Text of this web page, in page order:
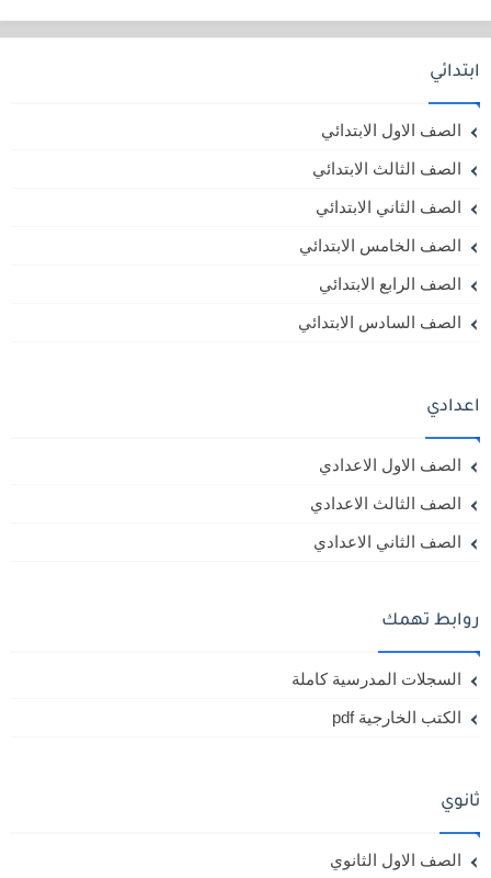
ابتدائي
الصف الاول الابتدائي
الصف الثالث الابتدائي
الصف الثاني الابتدائي
الصف الخامس الابتدائي
الصف الرابع الابتدائي
الصف السادس الابتدائي
اعدادي
الصف الاول الاعدادي
الصف الثالث الاعدادي
الصف الثاني الاعدادي
روابط تهمك
السجلات المدرسية كاملة
الكتب الخارجية pdf
ثانوي
الصف الاول الثانوي